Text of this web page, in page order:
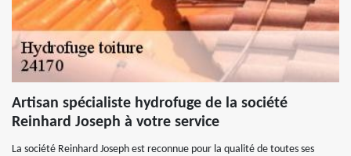
Artisan spécialiste hydrofuge de la société
Reinhard Joseph à votre service
La société Reinhard Joseph est reconnue pour la qualité de toutes ses